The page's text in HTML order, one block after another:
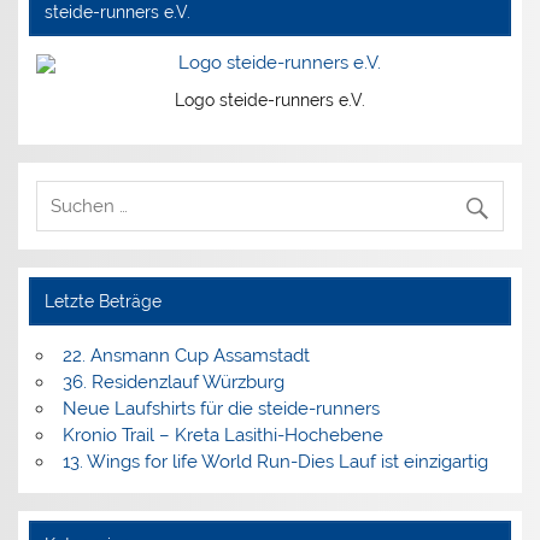
steide-runners e.V.
Logo steide-runners e.V.
Letzte Beträge
22. Ansmann Cup Assamstadt
36. Residenzlauf Würzburg
Neue Laufshirts für die steide-runners
Kronio Trail – Kreta Lasithi-Hochebene
13. Wings for life World Run-Dies Lauf ist einzigartig